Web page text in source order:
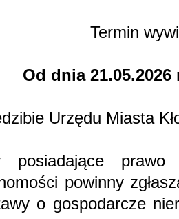
Termin
Od dnia
Urzędu Miasta
posiadające
powinny
o gospodarcze